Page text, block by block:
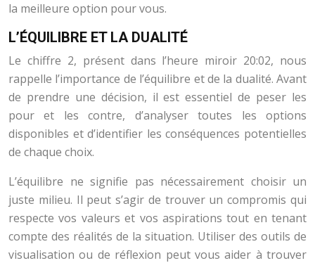
la meilleure option pour vous.
L’ÉQUILIBRE ET LA DUALITÉ
Le chiffre 2, présent dans l’heure miroir 20:02, nous
rappelle l’importance de l’équilibre et de la dualité. Avant
de prendre une décision, il est essentiel de peser les
pour et les contre, d’analyser toutes les options
disponibles et d’identifier les conséquences potentielles
de chaque choix.
L’équilibre ne signifie pas nécessairement choisir un
juste milieu. Il peut s’agir de trouver un compromis qui
respecte vos valeurs et vos aspirations tout en tenant
compte des réalités de la situation. Utiliser des outils de
visualisation ou de réflexion peut vous aider à trouver